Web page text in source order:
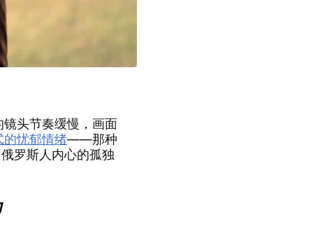
头节奏缓慢，画面
的忧郁情绪——那种
罗斯人内心的孤独